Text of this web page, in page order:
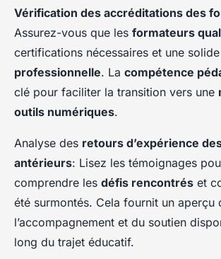
Vérification des accréditations des
Assurez-vous que les formateurs
certifications nécessaires et une solide
professionnelle. La compétence
clé pour faciliter la transition vers une
outils numériques.
Analyse des retours d’expérience
antérieurs: Lisez les témoignages
comprendre les défis rencontrés et
été surmontés. Cela fournit un aperçu
l’accompagnement et du soutien
long du trajet éducatif.